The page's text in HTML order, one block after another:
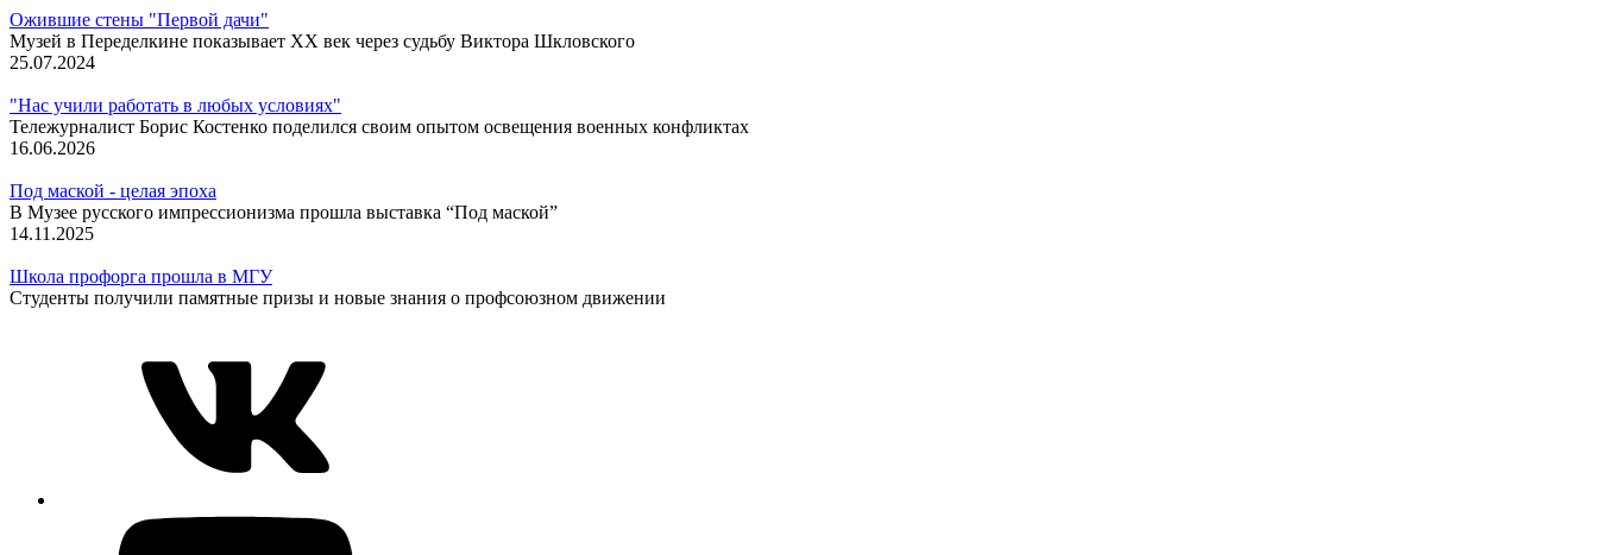
Ожившие стены "Первой дачи"
Музей в Переделкине показывает ХХ век через судьбу Виктора Шкловского
25.07.2024
"Нас учили работать в любых условиях"
Тележурналист Борис Костенко поделился своим опытом освещения военных конфликтах
16.06.2026
Под маской - целая эпоха
В Музее русского импрессионизма прошла выставка “Под маской”
14.11.2025
Школа профорга прошла в МГУ
Студенты получили памятные призы и новые знания о профсоюзном движении